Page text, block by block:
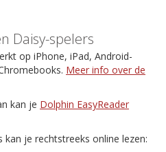
Daisy-spelers
op iPhone, iPad, Android-
Meer info over de
kan je Dolphin EasyReader
je rechtstreeks online lezen: